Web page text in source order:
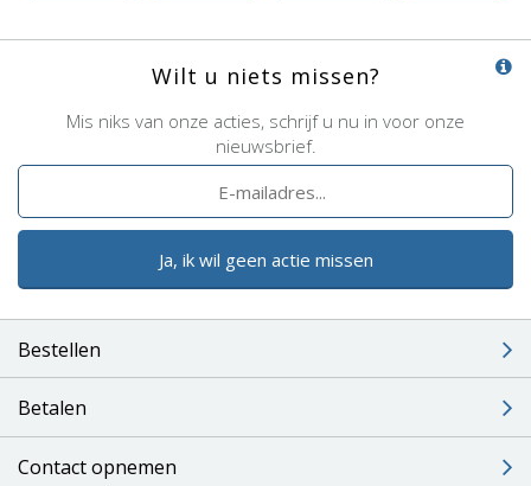
Wilt u niets missen?
Mis niks van onze acties, schrijf u nu in voor onze
nieuwsbrief.
Ja, ik wil geen actie missen
Bestellen
Betalen
Contact opnemen